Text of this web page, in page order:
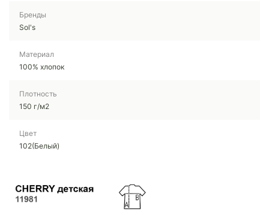
Бренды
Sol's
Материал
100% хлопок
Плотность
150 г/м2
Цвет
102(Белый)